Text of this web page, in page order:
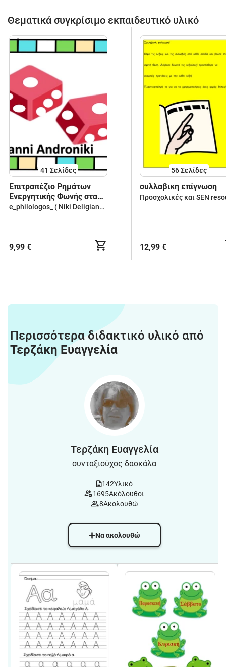
Θεματικά συγκρίσιμο εκπαιδευτικό υλικό
41 Σελίδες
Επιτραπέζιο Ρημάτων
Ενεργητικής Φωνής στα
αρχαία ελληνικά
e_philologos_ ( Niki Deligianni )
9,99 €
56Σελίδες
συλλαβικη επίγνωση
12,99 €
Περισσότερα διδακτικό υλικό από
Τερζάκη Ευαγγελία
Τερζάκη Ευαγγελία
συνταξιούχος δασκάλα
142Υλικό
1695Ακόλουθοι
8Ακολουθώ
Να ακολουθώ